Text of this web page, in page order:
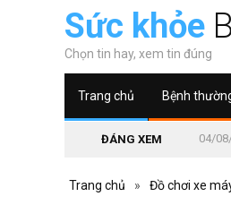
Sức khỏe
Chọn tin hay, xem tin đúng
Trang chủ Bệnh
ĐÁNG XEM 04/
Trang chủ » Đồ chơi xe